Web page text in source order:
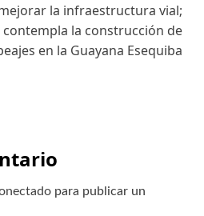
la infraestructura vial;
la construcción de
en la Guayana Esequiba
para publicar un